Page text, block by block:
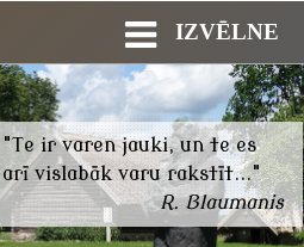
IZVĒLNE
"Te ir varen jauki, un te es
arī vislabāk varu rakstīt..."
R. Blaumanis